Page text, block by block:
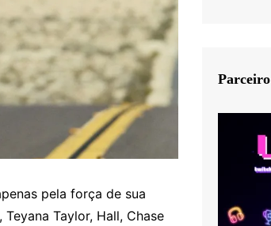
pela força de sua
Taylor, Hall, Chase
Parceiro